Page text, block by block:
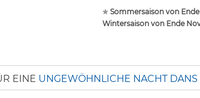
✯ Sommersaison von
Wintersaison von Ende
EINE UNGEWÖHNLICHE NACHT DANS